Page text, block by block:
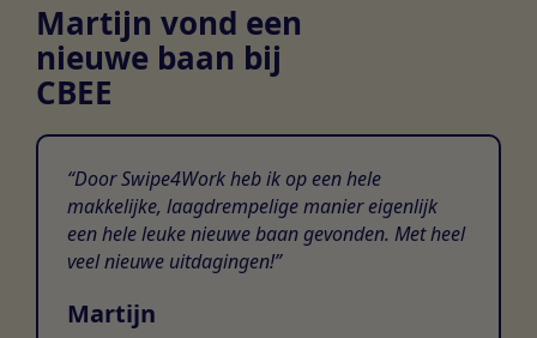
Martijn vond een
nieuwe baan bij
CBEE
Door Swipe4Work heb ik op een hele
makkelijke, laagdrempelige manier eigenlijk
een hele leuke nieuwe baan gevonden. Met heel
veel nieuwe uitdagingen!
Martijn